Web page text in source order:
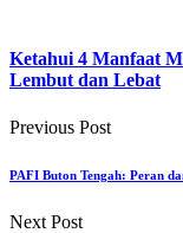
Ketahui 4 Manfaat
Lembut dan Lebat
Previous Post
PAFI Buton Tengah: Peran
Next Post